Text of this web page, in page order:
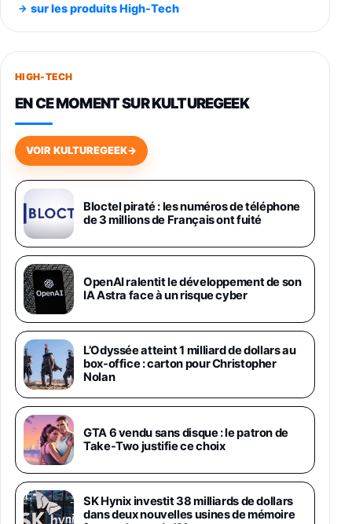
891,99€1199€Fnac (Vendeur Tiers)
Smartphone SAMSUNG Galaxy S26+ Violet
749,99€
648,63€834,71€
Samsung Galaxy Miracle Ultra, Smartphone
Android 5G avec Galaxy AI, 512 Go,
Chargeur Secteur Rapide 25W Inclus,
Smartphone déverrouillé, Noir, Version FR
1019€
Galaxy S26 Ultra 512 Go Bleu
1019€1399€Fnac (Vendeur Tiers)
Galaxy S26 Ultra 256 Go Violet
892€1199€Fnac (Vendeur Tiers)
Philips SHK2000BL - Casque Enfant - Bleu &
Répartiteur Audio 5 Casques, Blanc
24,94€ 29,96€Fnac (Vendeur Tiers)
Asus RT-AC59U Routeur sans Fil Double
Bande Gigabit (Serveur et Client VPN, Triple
Vlan, Mode Point d'accès et Bridge, contrôle
Parental, Qos)
sur les produits High-Tech
HIGH-TECH
EN CE MOMENT SUR KULTUREGEEK
VOIR KULTUREGEEK→
Bloctel piraté : les numéros de téléphone
de 3 millions de Français ont fuité
OpenAI ralentit le développement de son
IA Astra face à un risque cyber
L’Odyssée atteint 1 milliard de dollars au
box-office : carton pour Christopher
Nolan
GTA 6 vendu sans disque : le patron de
Take-Two justifie ce choix
SK Hynix investit 38 milliards de dollars
dans deux nouvelles usines de mémoire